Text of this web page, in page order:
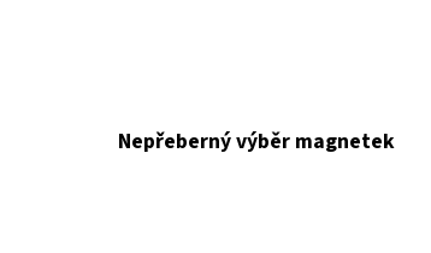
Nepřeberný výběr magnetek